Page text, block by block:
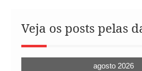
Veja os posts pelas
agosto 2026